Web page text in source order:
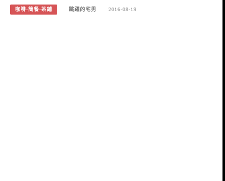
咖啡-簡餐-茶鋪 跳躍的宅男 2016-08-19